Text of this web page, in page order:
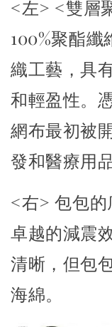
<左> <雙層
100%聚酯
織工藝，具
和輕盈性。
網布最初被
發和醫療用品
<右> 包包
卓越的減震
清晰，但包
海綿。